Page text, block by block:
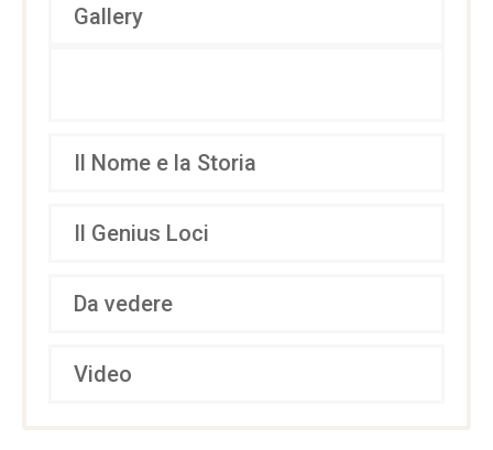
Gallery
Il Nome e la Storia
Il Genius Loci
Da vedere
Video